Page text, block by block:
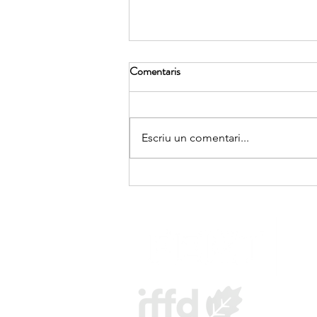
Cloenda del curs de l'Associació
Comentaris
Escriu un comentari...